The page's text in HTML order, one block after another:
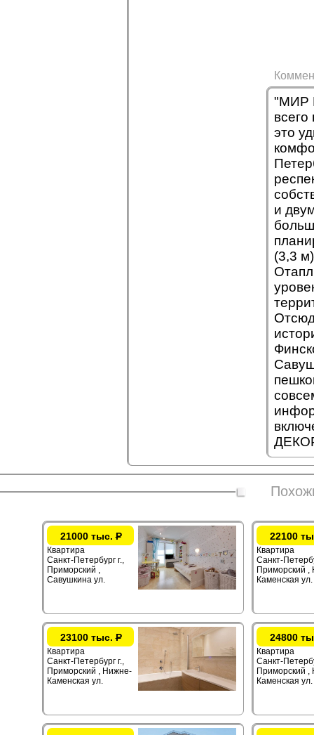
"МИР
это
и
(3,3
21000 тыс.Р
Квартира
Санкт-Петербург г.,
Приморский ,
Савушкина ул.
22100
Квартира
Санкт-
Приморский ,
Каменская ул.
23100 тыс.Р
Квартира
Санкт-Петербург г.,
Приморский , Нижне-
Каменская ул.
24800
Квартира
Санкт-
Приморский ,
Каменская ул.